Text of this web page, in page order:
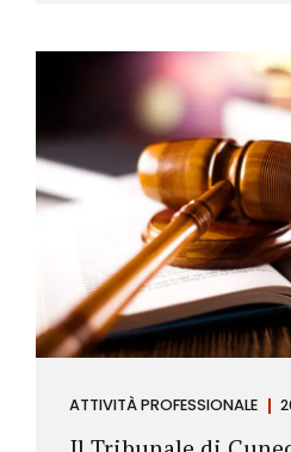
ATTIVITÀ PROFESSIONALE